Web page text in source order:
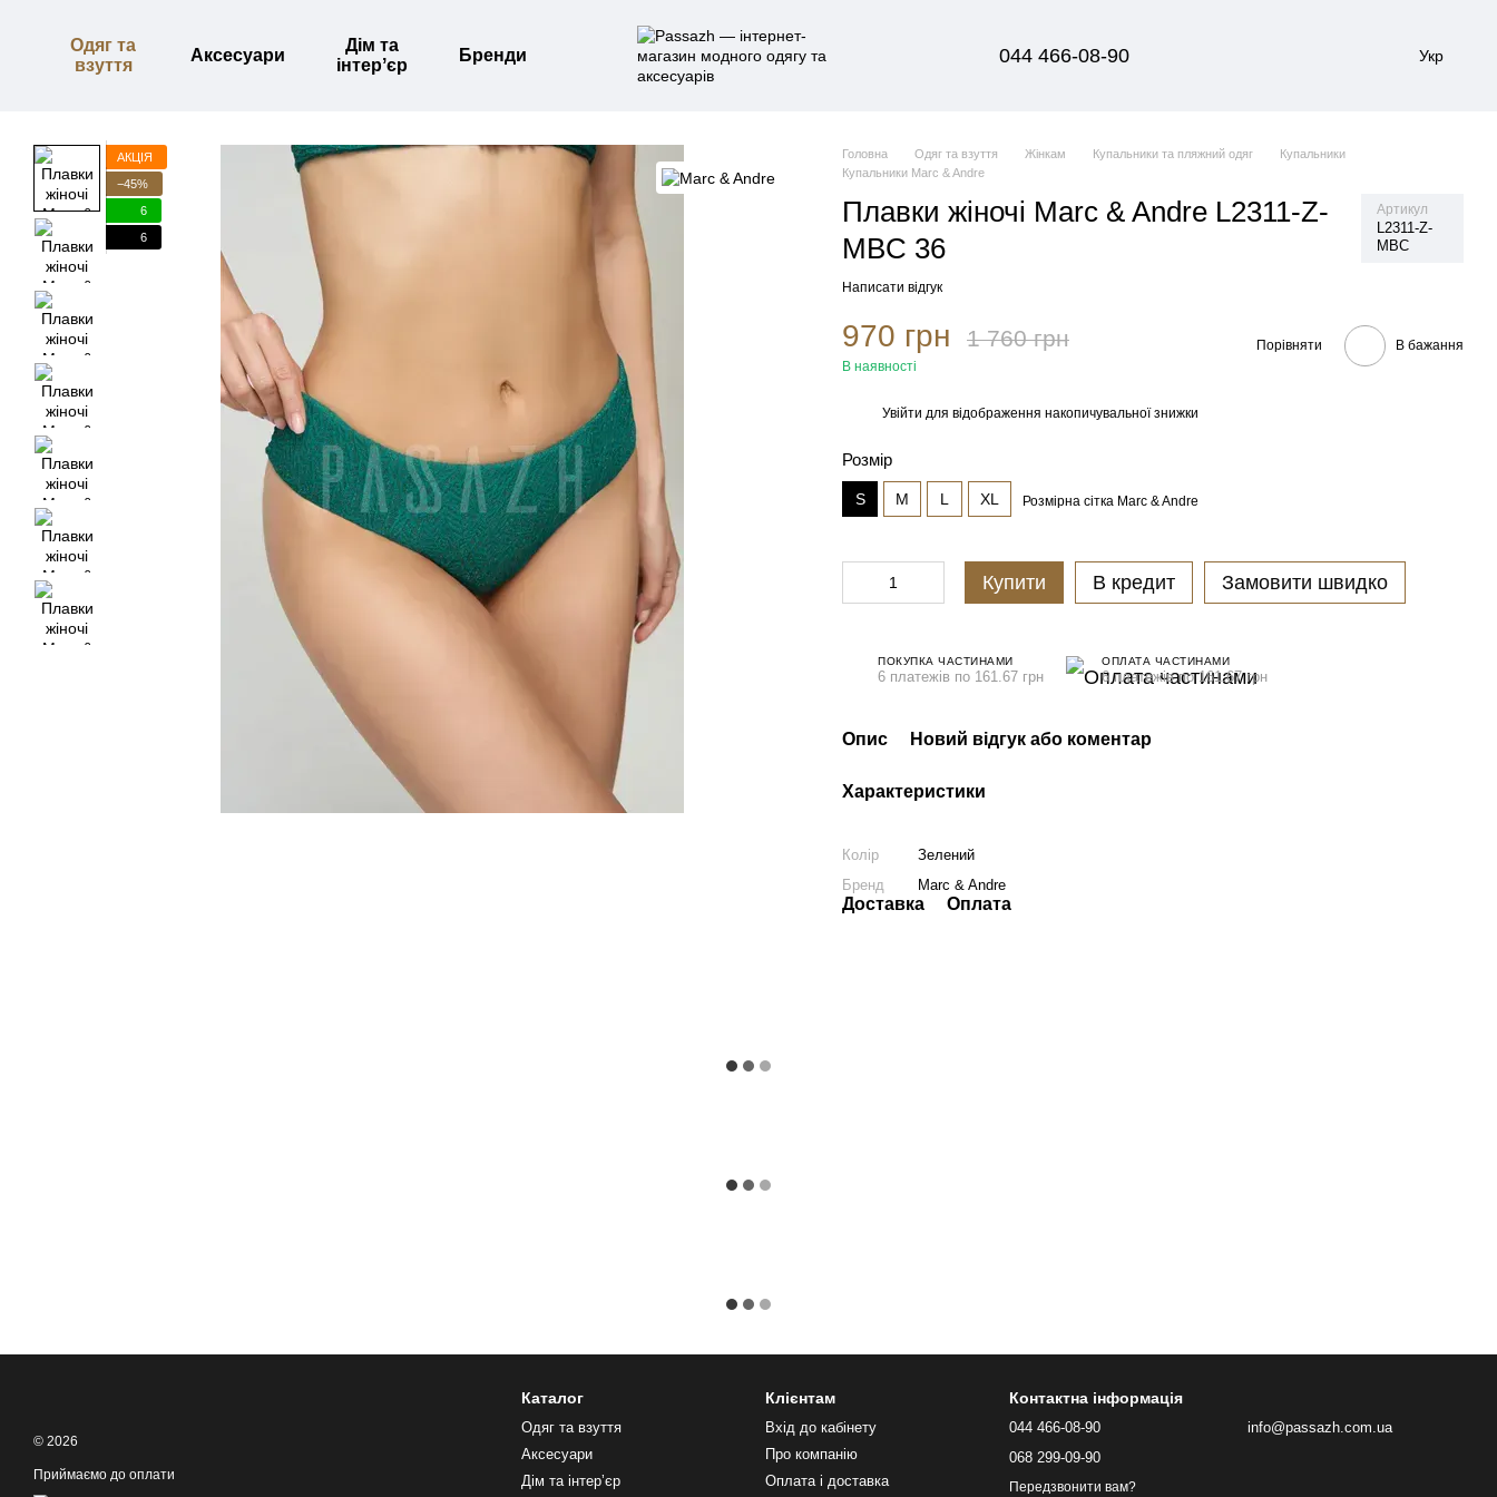
Одяг та
взуття
Аксесуари
Дім та
інтерʼєр
Бренди 044 466-08-90 Укр
АКЦІЯ
−45%
6
6
Головна Одяг та взуття Жінкам Купальники та пляжний одяг
Купальники
Купальники Marc & Andre
Плавки жіночі Marc & Andre L2311-Z-
MBC 36
Артикул
L2311-Z-
MBC
Написати відгук
970 грн 1 760 грн
В наявності
Порівняти В бажання
Увійти для відображення накопичувальної знижки
Розмір
S M L XL Розмірна сітка Marc & Andre
Купити В кредит Замовити швидко
ПОКУПКА ЧАСТИНАМИ
6 платежів по 161.67 грн
ОПЛАТА ЧАСТИНАМИ
6 платежів по 161.67 грн
Опис Новий відгук або коментар
Характеристики
Колір
Зелений
Бренд
Marc & Andre
Доставка Оплата
© 2026
Приймаємо до оплати
Каталог
Одяг та взуття
Аксесуари
Дім та інтерʼєр
Клієнтам
Вхід до кабінету
Про компанію
Оплата і доставка
Контактна інформація
044 466-08-90
068 299-09-90
Передзвонити вам?
info@passazh.com.ua